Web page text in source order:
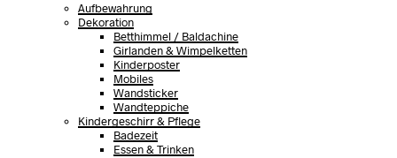
Aufbewahrung
Dekoration
Betthimmel / Baldachine
Girlanden & Wimpelketten
Kinderposter
Mobiles
Wandsticker
Wandteppiche
Kindergeschirr & Pflege
Badezeit
Essen & Trinken